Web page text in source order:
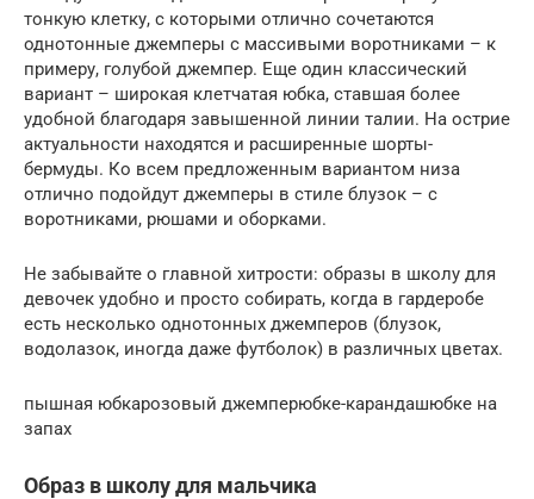
тонкую клетку, с которыми отлично сочетаются
однотонные джемперы с массивыми воротниками – к
примеру, голубой джемпер. Еще один классический
вариант – широкая клетчатая юбка, ставшая более
удобной благодаря завышенной линии талии. На острие
актуальности находятся и расширенные шорты-
бермуды. Ко всем предложенным вариантом низа
отлично подойдут джемперы в стиле блузок – с
воротниками, рюшами и оборками.
Не забывайте о главной хитрости: образы в школу для
девочек удобно и просто собирать, когда в гардеробе
есть несколько однотонных джемперов (блузок,
водолазок, иногда даже футболок) в различных цветах.
пышная юбкарозовый джемперюбке-карандашюбке на
запах
Образ в школу для мальчика